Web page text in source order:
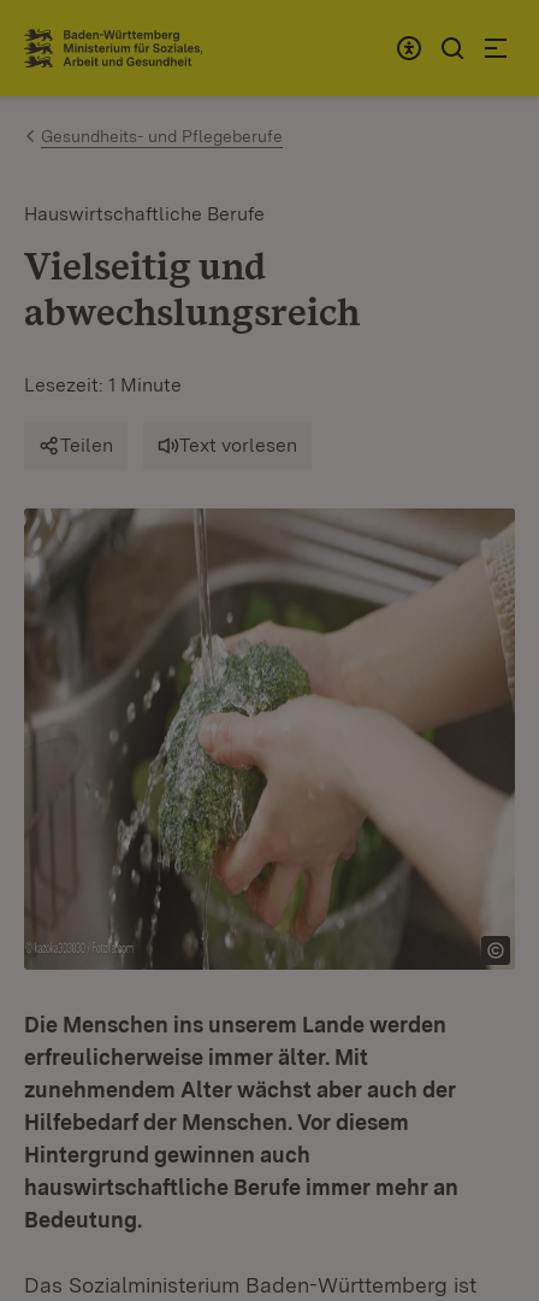
Zum Inhalt springen
Link zur Startseite
Gesundheits- und Pflegeberufe
Hauswirtschaftliche Berufe
Vielseitig und
abwechslungsreich
Lesezeit: 1 Minute
Teilen Text vorlesen
Die Menschen ins unserem Lande werden
erfreulicherweise immer älter. Mit
zunehmendem Alter wächst aber auch der
Hilfebedarf der Menschen. Vor diesem
Hintergrund gewinnen auch
hauswirtschaftliche Berufe immer mehr an
Bedeutung.
Das Sozialministerium Baden-Württemberg ist